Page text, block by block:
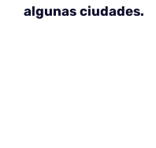
algunas ciudades.